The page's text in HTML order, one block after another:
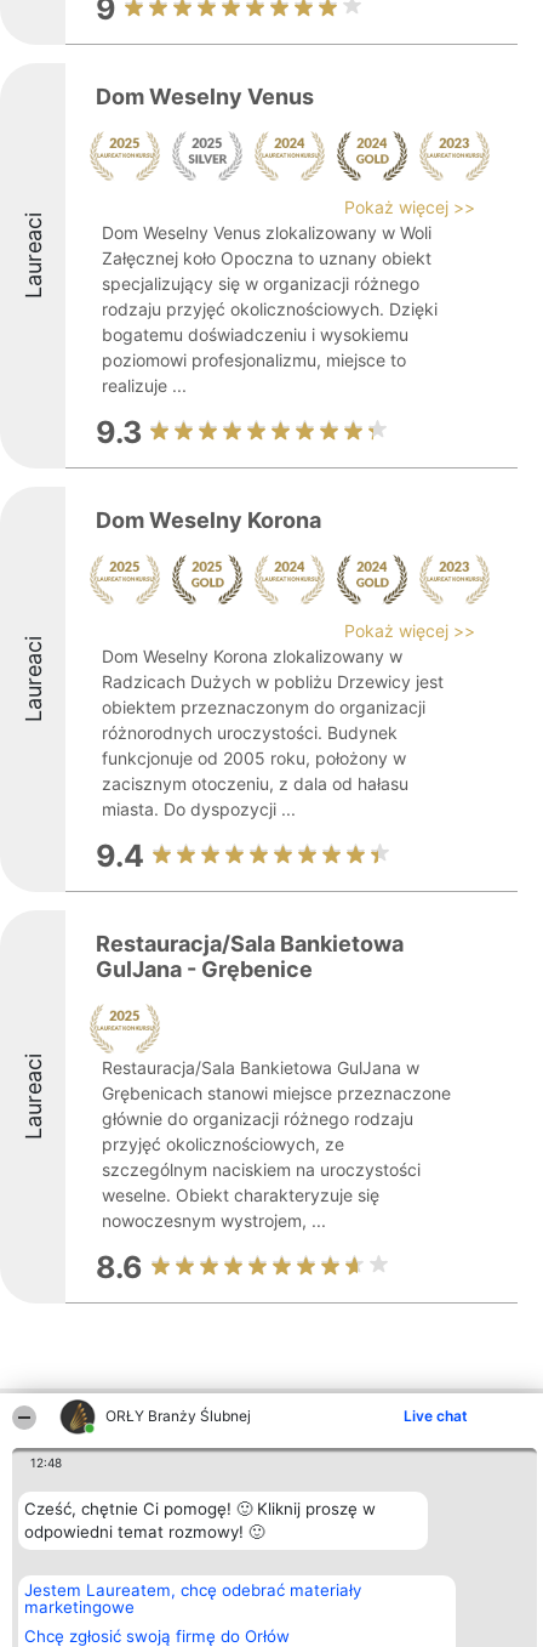
ORŁY Branży Ślubnej Live chat
12:48
Cześć, chętnie Ci pomogę! 🙂 Kliknij proszę w
odpowiedni temat rozmowy! 🙂
Jestem Laureatem, chcę odebrać materiały
marketingowe
Chcę zgłosić swoją firmę do Orłów
9
Laureaci
Dom Weselny Venus
Pokaż więcej >>
Dom Weselny Venus zlokalizowany w Woli
Załęcznej koło Opoczna to uznany obiekt
specjalizujący się w organizacji różnego
rodzaju przyjęć okolicznościowych. Dzięki
bogatemu doświadczeniu i wysokiemu
poziomowi profesjonalizmu, miejsce to
realizuje ...
9.3
Laureaci
Dom Weselny Korona
Pokaż więcej >>
Dom Weselny Korona zlokalizowany w
Radzicach Dużych w pobliżu Drzewicy jest
obiektem przeznaczonym do organizacji
różnorodnych uroczystości. Budynek
funkcjonuje od 2005 roku, położony w
zacisznym otoczeniu, z dala od hałasu
miasta. Do dyspozycji ...
9.4
Laureaci
Restauracja/Sala Bankietowa
GulJana - Grębenice
Restauracja/Sala Bankietowa GulJana w
Grębenicach stanowi miejsce przeznaczone
głównie do organizacji różnego rodzaju
przyjęć okolicznościowych, ze
szczególnym naciskiem na uroczystości
weselne. Obiekt charakteryzuje się
nowoczesnym wystrojem, ...
8.6
Inne firmy z województwa
Organizator plebiscytu
Bright Side Solutions sp. z o.
o. sp. k.
Wrocław 50-079
KRS 0000749100 | Regon
381313360 | NIP 8943132676
+48 508 492 400
Plebiscyt
Laureaci
Lista
Laureatów
Zasady
Polityka
Kontakt